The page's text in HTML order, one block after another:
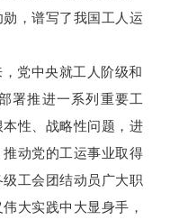
，谱写了我国工人运
党中央就工人阶级和
署推进一系列重要工
性、战略性问题，进
动党的工运事业取得
工会团结动员广大职
大实践中大显身手，